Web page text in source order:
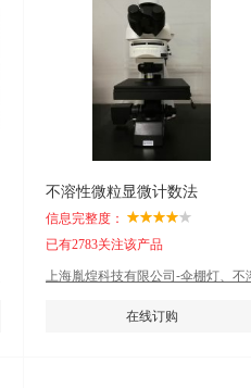
不溶性微粒显微计数法
信息完整度：
已有2783关注该产品
上海胤煌科技有限公司-伞棚灯、不
在线订购